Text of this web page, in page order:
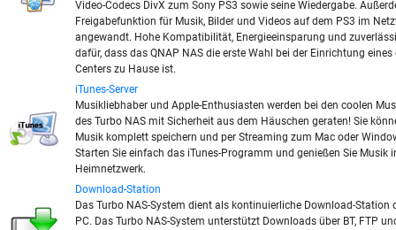
Video-Codecs DivX zum Sony PS3 sowie seine Wiedergabe.
Freigabefunktion für Musik, Bilder und Videos auf dem PS3 im
angewandt. Hohe Kompatibilität, Energieeinsparung und
dafür, dass das QNAP NAS die erste Wahl bei der Einrichtung
Centers zu Hause ist.
iTunes-Server
Musikliebhaber und Apple-Enthusiasten werden bei den coolen
des Turbo NAS mit Sicherheit aus dem Häuschen geraten! Sie
Musik komplett speichern und per Streaming zum Mac oder
Starten Sie einfach das iTunes-Programm und genießen Sie Musik
Heimnetzwerk.
Download-Station
Das Turbo NAS-System dient als kontinuierliche Download-Station
PC. Das Turbo NAS-System unterstützt Downloads über BT, FTP